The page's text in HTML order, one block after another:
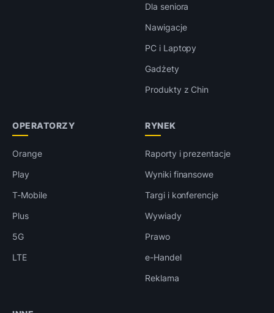
Dla seniora
Nawigacje
PC i Laptopy
Gadżety
Produkty z Chin
OPERATORZY
Orange
Play
T-Mobile
Plus
5G
LTE
RYNEK
Raporty i prezentacje
Wyniki finansowe
Targi i konferencje
Wywiady
Prawo
e-Handel
Reklama